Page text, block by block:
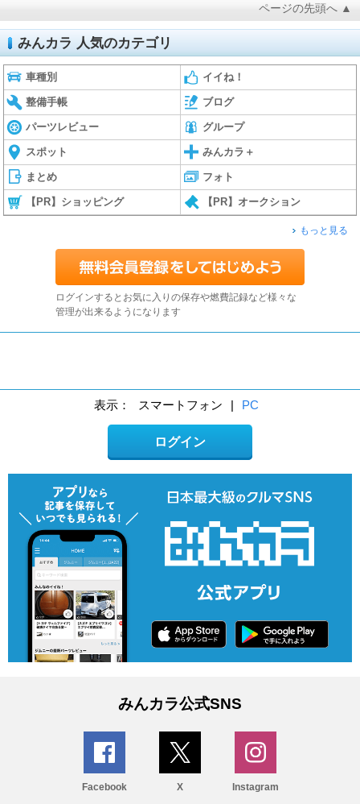
ページの先頭へ ▲
みんカラ 人気のカテゴリ
車種別 イイね！
整備手帳 ブログ
パーツレビュー グループ
スポット みんカラ＋
まとめ フォト
【PR】ショッピング 【PR】オークション
もっと見る
ログインするとお気に入りの保存や燃費記録など様々な
管理が出来るようになります
表示： スマートフォン | PC
ログイン
みんカラ公式SNS
Facebook X Instagram